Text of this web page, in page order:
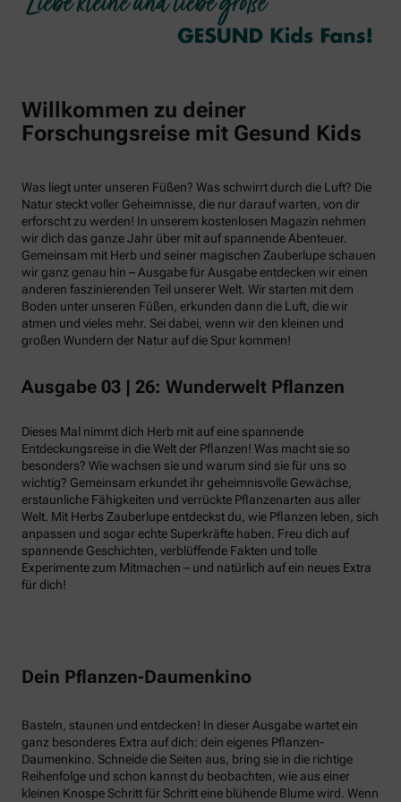
Willkommen zu deiner
Forschungsreise mit Gesund Kids
Was liegt unter unseren Füßen? Was schwirrt durch die Luft? Die
Natur steckt voller Geheimnisse, die nur darauf warten, von dir
erforscht zu werden! In unserem kostenlosen Magazin nehmen
wir dich das ganze Jahr über mit auf spannende Abenteuer.
Gemeinsam mit Herb und seiner magischen Zauberlupe schauen
wir ganz genau hin – Ausgabe für Ausgabe entdecken wir einen
anderen faszinierenden Teil unserer Welt. Wir starten mit dem
Boden unter unseren Füßen, erkunden dann die Luft, die wir
atmen und vieles mehr. Sei dabei, wenn wir den kleinen und
großen Wundern der Natur auf die Spur kommen!
Ausgabe 03 | 26: Wunderwelt Pflanzen
Dieses Mal nimmt dich Herb mit auf eine spannende
Entdeckungsreise in die Welt der Pflanzen! Was macht sie so
besonders? Wie wachsen sie und warum sind sie für uns so
wichtig? Gemeinsam erkundet ihr geheimnisvolle Gewächse,
erstaunliche Fähigkeiten und verrückte Pflanzenarten aus aller
Welt. Mit Herbs Zauberlupe entdeckst du, wie Pflanzen leben, sich
anpassen und sogar echte Superkräfte haben. Freu dich auf
spannende Geschichten, verblüffende Fakten und tolle
Experimente zum Mitmachen – und natürlich auf ein neues Extra
für dich!
Dein Pflanzen-Daumenkino
Basteln, staunen und entdecken! In dieser Ausgabe wartet ein
ganz besonderes Extra auf dich: dein eigenes Pflanzen-
Daumenkino. Schneide die Seiten aus, bring sie in die richtige
Reihenfolge und schon kannst du beobachten, wie aus einer
kleinen Knospe Schritt für Schritt eine blühende Blume wird. Wenn